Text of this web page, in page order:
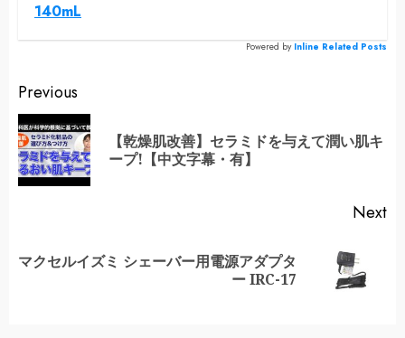
140mL
Powered by Inline Related Posts
Continue
Reading
Previous
【乾燥肌改善】セラミドを与えて潤い肌キ
ープ!【中文字幕・有】
Next
Next
マクセルイズミ シェーバー用電源アダプタ
ー IRC-17